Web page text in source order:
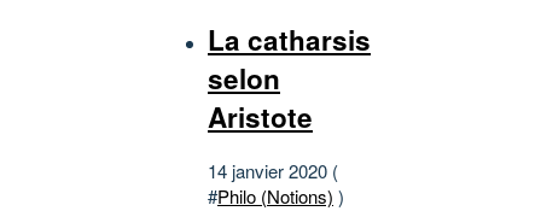
La catharsis
selon
Aristote
14 janvier 2020 (
#Philo (Notions) )